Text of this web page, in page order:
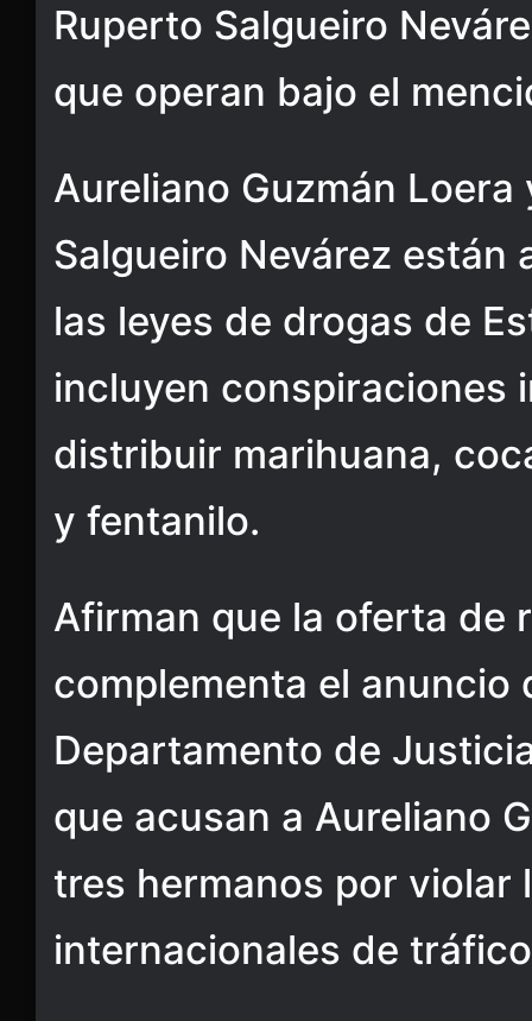
Ruperto Salgueiro
que operan bajo el
Aureliano Guzmán
Salgueiro Nevárez están
las leyes de drogas de
incluyen conspiraciones
distribuir marihuana,
y fentanilo.
Afirman que la oferta de
complementa el anuncio
Departamento de
que acusan a Aureliano
tres hermanos por violar
internacionales de